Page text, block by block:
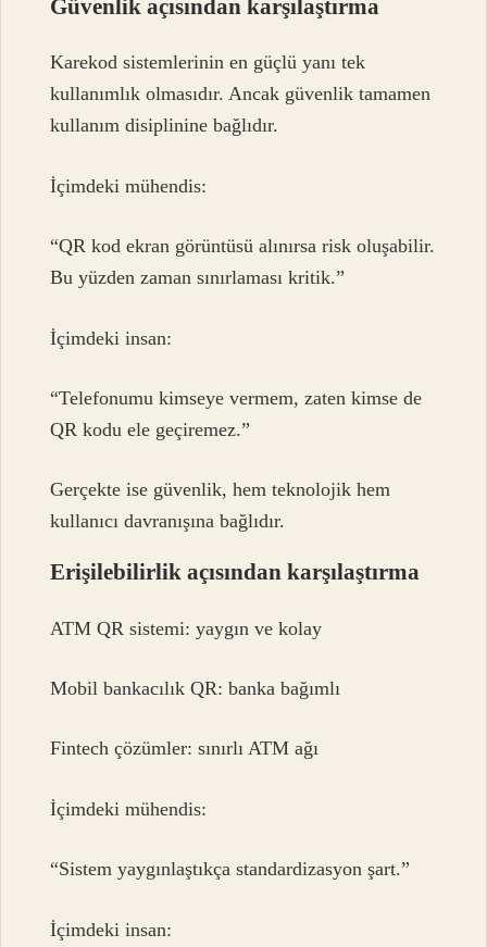
Güvenlik açısından karşılaştırma
Karekod sistemlerinin en güçlü yanı tek
kullanımlık olmasıdır. Ancak güvenlik tamamen
kullanım disiplinine bağlıdır.
İçimdeki mühendis:
“QR kod ekran görüntüsü alınırsa risk oluşabilir.
Bu yüzden zaman sınırlaması kritik.”
İçimdeki insan:
“Telefonumu kimseye vermem, zaten kimse de
QR kodu ele geçiremez.”
Gerçekte ise güvenlik, hem teknolojik hem
kullanıcı davranışına bağlıdır.
Erişilebilirlik açısından karşılaştırma
ATM QR sistemi: yaygın ve kolay
Mobil bankacılık QR: banka bağımlı
Fintech çözümler: sınırlı ATM ağı
İçimdeki mühendis:
“Sistem yaygınlaştıkça standardizasyon şart.”
İçimdeki insan: